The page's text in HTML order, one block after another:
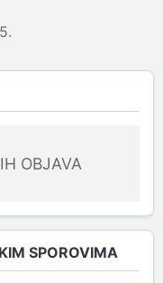
OBJAVA
SPOROVIMA